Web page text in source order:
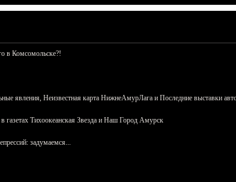
в Комсомольске?!
явления, Неизвестная карта НижнеАмурЛага и Последние выставки
газетах Тихоокеанская Звезда и Наш Город Амурск
задумаемся...